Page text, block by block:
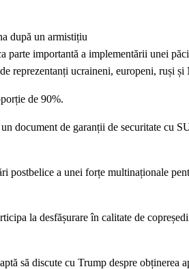
după un armistițiu
importantă a implementării unei
reprezentanți ucraineni, europeni, ruși
de 90%.
document de garanții de securitate cu
postbelice a unei forțe multinaționale
la desfășurare în calitate de
să discute cu Trump despre obținerea